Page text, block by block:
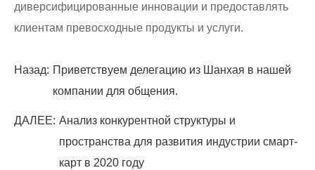
диверсифицированные инновации и предоставлять
клиентам превосходные продукты и услуги.
Назад: Приветствуем делегацию из Шанхая в нашей
компании для общения.
ДАЛЕЕ: Анализ конкурентной структуры и
пространства для развития индустрии смарт-
карт в 2020 году